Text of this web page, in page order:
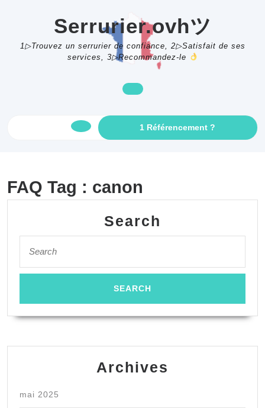
Serrurier.ovhツ
1▷Trouvez un serrurier de confiance, 2▷Satisfait de ses
services, 3▷Recommandez-le
Open
1 Référencement ?
AN
FAQ Tag : canon
Search
for:
Archives
mai 2025